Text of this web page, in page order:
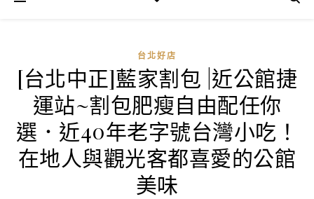
台北好店
[台北中正]藍家割包 |近公館捷
運站~割包肥瘦自由配任你
選．近40年老字號台灣小吃！
在地人與觀光客都喜愛的公館
美味